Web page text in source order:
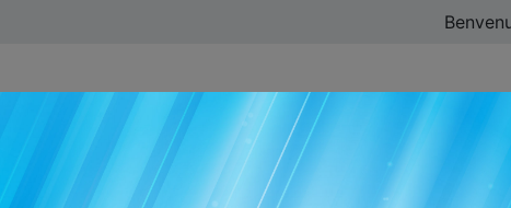
CATALOGO SFOGLIA ONLINE DIGISTAR